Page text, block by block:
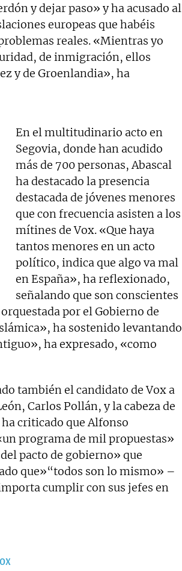
y dejar paso» y ha acusado al
europeas que habéis
reales. «Mientras yo
de inmigración, ellos
y de Groenlandia», ha
En el multitudinario acto en
Segovia, donde han acudido
más de 700 personas, Abascal
ha destacado la presencia
destacada de jóvenes menores
que con frecuencia asisten a los
mítines de Vox. «Que haya
tantos menores en un acto
político, indica que algo va mal
en España», ha reflexionado,
señalando que son conscientes
por el Gobierno de
ha sostenido levantando
ha expresado, «como
también el candidato de Vox a
Carlos Pollán, y la cabeza de
criticado que Alfonso
programa de mil propuestas»
pacto de gobierno» que
que»“todos son lo mismo» –
cumplir con sus jefes en